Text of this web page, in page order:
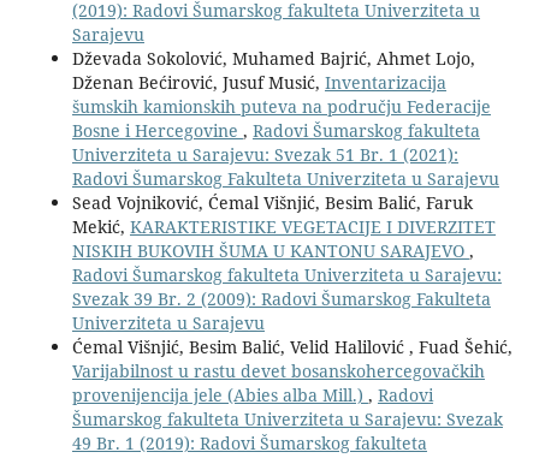
(2019): Radovi Šumarskog fakulteta Univerziteta u
Sarajevu
Dževada Sokolović, Muhamed Bajrić, Ahmet Lojo,
Dženan Bećirović, Jusuf Musić, Inventarizacija
šumskih kamionskih puteva na području Federacije
Bosne i Hercegovine , Radovi Šumarskog fakulteta
Univerziteta u Sarajevu: Svezak 51 Br. 1 (2021):
Radovi Šumarskog Fakulteta Univerziteta u Sarajevu
Sead Vojniković, Ćemal Višnjić, Besim Balić, Faruk
Mekić, KARAKTERISTIKE VEGETACIJE I DIVERZITET
NISKIH BUKOVIH ŠUMA U KANTONU SARAJEVO ,
Radovi Šumarskog fakulteta Univerziteta u Sarajevu:
Svezak 39 Br. 2 (2009): Radovi Šumarskog Fakulteta
Univerziteta u Sarajevu
Ćemal Višnjić, Besim Balić, Velid Halilović , Fuad Šehić,
Varijabilnost u rastu devet bosanskohercegovačkih
provenijencija jele (Abies alba Mill.) , Radovi
Šumarskog fakulteta Univerziteta u Sarajevu: Svezak
49 Br. 1 (2019): Radovi Šumarskog fakulteta